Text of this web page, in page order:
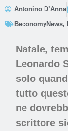
Antonino D’Anna
BeconomyNews,
Natale,
Leonardo
solo
tutto
ne
scrittore